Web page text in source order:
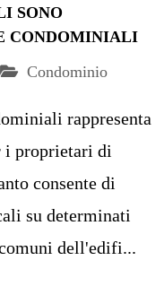
SONO
CONDOMINIALI
Condominio
rappresenta
i proprietari di
consente di
su determinati
dell'edifi...